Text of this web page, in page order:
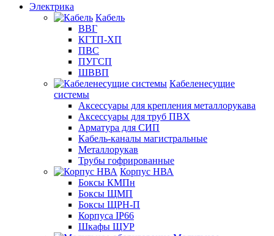
Электрика
Кабель
ВВГ
КГТП-ХП
ПВС
ПУГСП
ШВВП
Кабеленесущие
системы
Аксессуары для крепления металлорукава
Аксессуары для труб ПВХ
Арматура для СИП
Кабель-каналы магистральные
Металлорукав
Трубы гофрированные
Корпус НВА
Боксы КМПн
Боксы ЩМП
Боксы ЩРН-П
Корпуса IP66
Шкафы ЩУР